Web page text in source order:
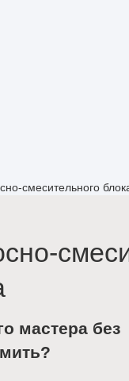
смесительного
мастера без